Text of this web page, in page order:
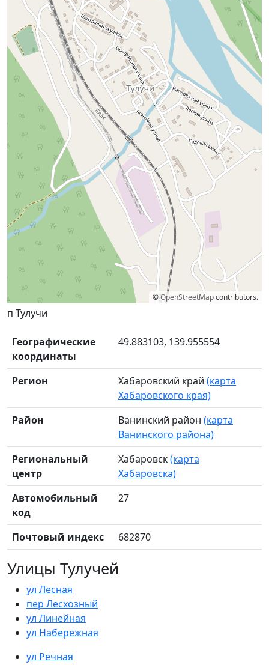
©OpenStreetMapcontributors.
п Тулучи
Географические
координаты
49.883103, 139.955554
Регион Хабаровский край (карта
Хабаровского края)
Район
Ванинский район (карта
Ванинского района)
Региональный
центр
Хабаровск(карта
Хабаровска)
Автомобильный
код
27
Почтовый индекс 682870
Улицы Тулучей
ул Лесная
пер Лесхозный
ул Линейная
ул Набережная
ул Речная